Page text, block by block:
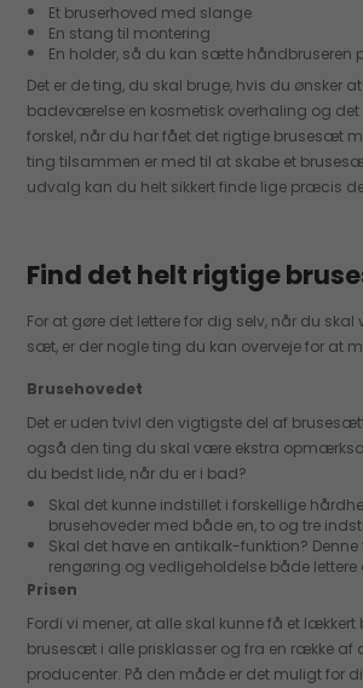
Et bruserhoved med slange
En stang til montering
En holder, så du kan sætte håndbruseren
Det er de ting, du skal bruge, hvis du ønsker
badeværelse en kosmetisk overhaling og
forskel, når du har fået det rigtige brusesæt
ting tilsammen er med til at skabe et
udvalg kan du helt sikkert finde lige præcis
Find det helt rigtige
For at gøre det lettere for dig selv, når du
sæt, er der nogle ting du kan overveje for at
Brusehovedet
Det er uden tvivl den vigtigste del af
også den ting du skal være ekstra
du bedst lide, når du er i bad?
Skal det kunne indstillet i forskellige
brusehoveder med både en, to og tre
Skal det have en antikalk-funktion?
rengøring og vedligeholdelse både lettere
Prisen
Fordi vi mener, at alle skal kunne få et lækkert
brusesæt i alle prisklasser og fra en række af
producenter. På den måde er det muligt for